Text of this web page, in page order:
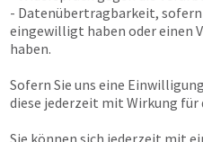
- Datenübertragbarkeit,
eingewilligt haben oder einen
haben.
Sofern Sie uns eine
diese jederzeit mit Wirkung für
Sie können sich jederzeit mit